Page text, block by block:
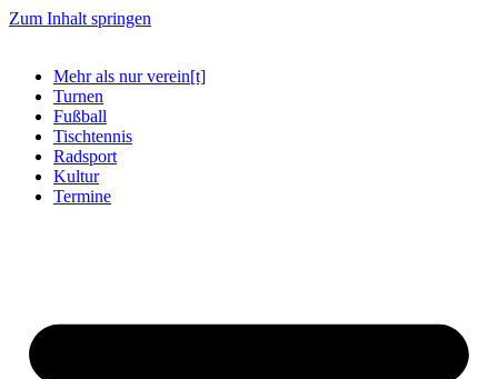
Zum Inhalt springen
Mehr als nur verein[t]
Turnen
Fußball
Tischtennis
Radsport
Kultur
Termine